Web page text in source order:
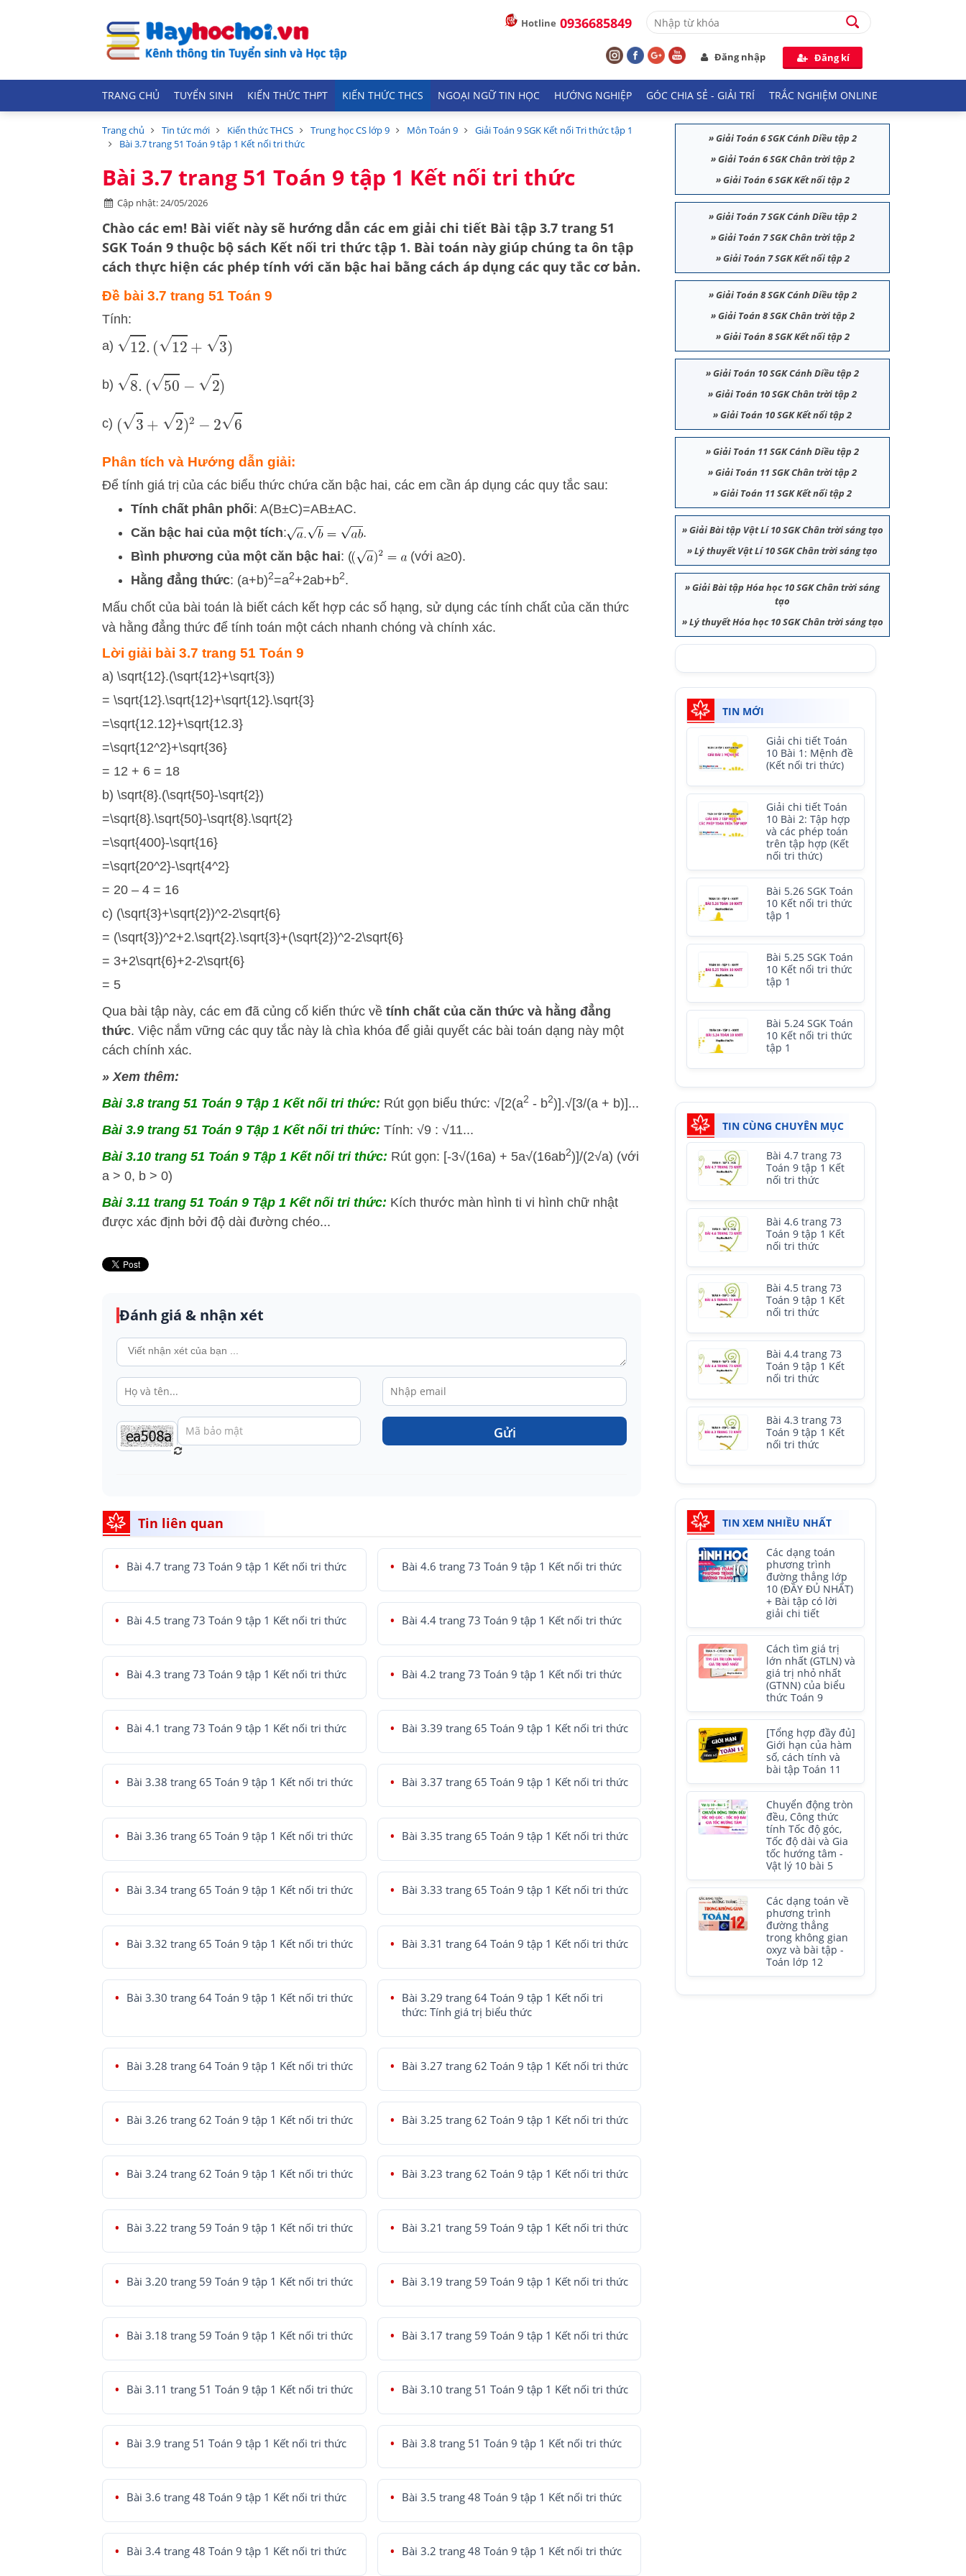
Hotline 0936685849
Đăng nhập Đăng kí
TRANG CHỦ TUYỂN SINH KIẾN THỨC THPT KIẾN THỨC THCS NGOẠI NGỮ TIN HỌC HƯỚNG NGHIỆP GÓC CHIA SẺ - GIẢI TRÍ TRẮC NGHIỆM ONLINE
Trang chủ Tin tức mới Kiến thức THCS Trung học CS lớp 9 Môn Toán 9
Giải Toán 9 SGK Kết nối Tri thức tập 1
Bài 3.7 trang 51 Toán 9 tập 1 Kết nối tri thức
Bài 3.7 trang 51 Toán 9 tập 1 Kết nối tri thức
Cập nhật: 24/05/2026
Chào các em! Bài viết này sẽ hướng dẫn các em giải chi tiết Bài tập 3.7 trang 51
SGK Toán 9 thuộc bộ sách Kết nối tri thức tập 1. Bài toán này giúp chúng ta ôn tập
cách thực hiện các phép tính với căn bậc hai bằng cách áp dụng các quy tắc cơ bản.
Đề bài 3.7 trang 51 Toán 9
Tính:
a) 12. (12+3 )
b) 8.(50−2)
c) (3+2)2 −26
Phân tích và Hướng dẫn giải:
Để tính giá trị của các biểu thức chứa căn bậc hai, các em cần áp dụng các quy tắc sau:
Tính chất phân phối: A(B±C)=AB±AC.
Căn bậc hai của một tích:
.
Bình phương của một căn bậc hai: ( (với a≥0).
Hằng đẳng thức: (a+b)2=a2+2ab+b2.
Mấu chốt của bài toán là biết cách kết hợp các số hạng, sử dụng các tính chất của căn thức
và hằng đẳng thức để tính toán một cách nhanh chóng và chính xác.
Lời giải bài 3.7 trang 51 Toán 9
a) \sqrt{12}.(\sqrt{12}+\sqrt{3})
= \sqrt{12}.\sqrt{12}+\sqrt{12}.\sqrt{3}
=\sqrt{12.12}+\sqrt{12.3}
=\sqrt{12^2}+\sqrt{36}
= 12 + 6 = 18
b) \sqrt{8}.(\sqrt{50}-\sqrt{2})
=\sqrt{8}.\sqrt{50}-\sqrt{8}.\sqrt{2}
=\sqrt{400}-\sqrt{16}
=\sqrt{20^2}-\sqrt{4^2}
= 20 – 4 = 16
c) (\sqrt{3}+\sqrt{2})^2-2\sqrt{6}
= (\sqrt{3})^2+2.\sqrt{2}.\sqrt{3}+(\sqrt{2})^2-2\sqrt{6}
= 3+2\sqrt{6}+2-2\sqrt{6}
= 5
Qua bài tập này, các em đã củng cố kiến thức về tính chất của căn thức và hằng đẳng
thức. Việc nắm vững các quy tắc này là chìa khóa để giải quyết các bài toán dạng này một
cách chính xác.
» Xem thêm:
Bài 3.8 trang 51 Toán 9 Tập 1 Kết nối tri thức: Rút gọn biểu thức: √[2(a2 - b2)].√[3/(a + b)]...
Bài 3.9 trang 51 Toán 9 Tập 1 Kết nối tri thức: Tính: √9 : √11...
Bài 3.10 trang 51 Toán 9 Tập 1 Kết nối tri thức: Rút gọn: [-3√(16a) + 5a√(16ab2)]/(2√a) (với
a > 0, b > 0)
Bài 3.11 trang 51 Toán 9 Tập 1 Kết nối tri thức: Kích thước màn hình ti vi hình chữ nhật
được xác định bởi độ dài đường chéo...
Đánh giá & nhận xét
Gửi
Tin liên quan
Bài 4.7 trang 73 Toán 9 tập 1 Kết nối tri thức Bài 4.6 trang 73 Toán 9 tập 1 Kết nối tri thức
Bài 4.5 trang 73 Toán 9 tập 1 Kết nối tri thức Bài 4.4 trang 73 Toán 9 tập 1 Kết nối tri thức
Bài 4.3 trang 73 Toán 9 tập 1 Kết nối tri thức Bài 4.2 trang 73 Toán 9 tập 1 Kết nối tri thức
Bài 4.1 trang 73 Toán 9 tập 1 Kết nối tri thức Bài 3.39 trang 65 Toán 9 tập 1 Kết nối tri thức
Bài 3.38 trang 65 Toán 9 tập 1 Kết nối tri thức Bài 3.37 trang 65 Toán 9 tập 1 Kết nối tri thức
Bài 3.36 trang 65 Toán 9 tập 1 Kết nối tri thức Bài 3.35 trang 65 Toán 9 tập 1 Kết nối tri thức
Bài 3.34 trang 65 Toán 9 tập 1 Kết nối tri thức Bài 3.33 trang 65 Toán 9 tập 1 Kết nối tri thức
Bài 3.32 trang 65 Toán 9 tập 1 Kết nối tri thức Bài 3.31 trang 64 Toán 9 tập 1 Kết nối tri thức
Bài 3.30 trang 64 Toán 9 tập 1 Kết nối tri thức
Bài 3.29 trang 64 Toán 9 tập 1 Kết nối tri
thức: Tính giá trị biểu thức
Bài 3.28 trang 64 Toán 9 tập 1 Kết nối tri thức Bài 3.27 trang 62 Toán 9 tập 1 Kết nối tri thức
Bài 3.26 trang 62 Toán 9 tập 1 Kết nối tri thức Bài 3.25 trang 62 Toán 9 tập 1 Kết nối tri thức
Bài 3.24 trang 62 Toán 9 tập 1 Kết nối tri thức Bài 3.23 trang 62 Toán 9 tập 1 Kết nối tri thức
Bài 3.22 trang 59 Toán 9 tập 1 Kết nối tri thức Bài 3.21 trang 59 Toán 9 tập 1 Kết nối tri thức
Bài 3.20 trang 59 Toán 9 tập 1 Kết nối tri thức Bài 3.19 trang 59 Toán 9 tập 1 Kết nối tri thức
Bài 3.18 trang 59 Toán 9 tập 1 Kết nối tri thức Bài 3.17 trang 59 Toán 9 tập 1 Kết nối tri thức
Bài 3.11 trang 51 Toán 9 tập 1 Kết nối tri thức Bài 3.10 trang 51 Toán 9 tập 1 Kết nối tri thức
Bài 3.9 trang 51 Toán 9 tập 1 Kết nối tri thức Bài 3.8 trang 51 Toán 9 tập 1 Kết nối tri thức
Bài 3.6 trang 48 Toán 9 tập 1 Kết nối tri thức Bài 3.5 trang 48 Toán 9 tập 1 Kết nối tri thức
Bài 3.4 trang 48 Toán 9 tập 1 Kết nối tri thức Bài 3.2 trang 48 Toán 9 tập 1 Kết nối tri thức
»Giải Toán 6 SGK Cánh Diều tập 2
»Giải Toán 6 SGK Chân trời tập 2
»Giải Toán 6 SGK Kết nối tập 2
»Giải Toán 7 SGK Cánh Diều tập 2
»Giải Toán 7 SGK Chân trời tập 2
»Giải Toán 7 SGK Kết nối tập 2
»Giải Toán 8 SGK Cánh Diều tập 2
»Giải Toán 8 SGK Chân trời tập 2
»Giải Toán 8 SGK Kết nối tập 2
»Giải Toán 10 SGK Cánh Diều tập 2
»Giải Toán 10 SGK Chân trời tập 2
»Giải Toán 10 SGK Kết nối tập 2
»Giải Toán 11 SGK Cánh Diều tập 2
»Giải Toán 11 SGK Chân trời tập 2
»Giải Toán 11 SGK Kết nối tập 2
»Giải Bài tập Vật Lí 10 SGK Chân trời sáng tạo
»Lý thuyết Vật Lí 10 SGK Chân trời sáng tạo
»Giải Bài tập Hóa học 10 SGK Chân trời sáng
tạo
»Lý thuyết Hóa học 10 SGK Chân trời sáng tạo
TIN MỚI
Giải chi tiết Toán
10 Bài 1: Mệnh đề
(Kết nối tri thức)
Giải chi tiết Toán
10 Bài 2: Tập hợp
và các phép toán
trên tập hợp (Kết
nối tri thức)
Bài 5.26 SGK Toán
10 Kết nối tri thức
tập 1
Bài 5.25 SGK Toán
10 Kết nối tri thức
tập 1
Bài 5.24 SGK Toán
10 Kết nối tri thức
tập 1
TIN CÙNG CHUYÊN MỤC
Bài 4.7 trang 73
Toán 9 tập 1 Kết
nối tri thức
Bài 4.6 trang 73
Toán 9 tập 1 Kết
nối tri thức
Bài 4.5 trang 73
Toán 9 tập 1 Kết
nối tri thức
Bài 4.4 trang 73
Toán 9 tập 1 Kết
nối tri thức
Bài 4.3 trang 73
Toán 9 tập 1 Kết
nối tri thức
TIN XEM NHIỀU NHẤT
Các dạng toán
phương trình
đường thẳng lớp
10 (ĐẦY ĐỦ NHẤT)
+ Bài tập có lời
giải chi tiết
Cách tìm giá trị
lớn nhất (GTLN) và
giá trị nhỏ nhất
(GTNN) của biểu
thức Toán 9
[Tổng hợp đầy đủ]
Giới hạn của hàm
số, cách tính và
bài tập Toán 11
Chuyển động tròn
đều, Công thức
tính Tốc độ góc,
Tốc độ dài và Gia
tốc hướng tâm -
Vật lý 10 bài 5
Các dạng toán về
phương trình
đường thẳng
trong không gian
oxyz và bài tập -
Toán lớp 12